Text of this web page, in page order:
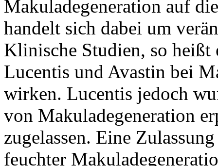
Makuladegeneration auf
handelt sich dabei um
Klinische Studien, so heißt
Lucentis und Avastin bei
wirken. Lucentis jedoch
von Makuladegeneration
zugelassen. Eine
feuchter